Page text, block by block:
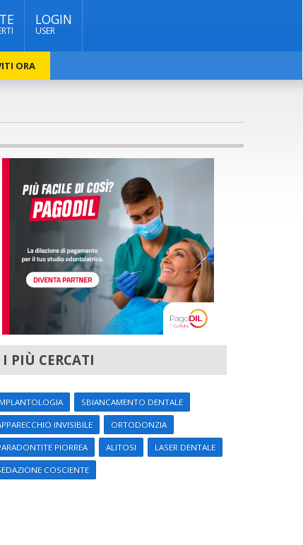
LOGIN
USER
ORA
I PIÙ CERCATI
SBIANCAMENTO DENTALE
INVISIBILE ORTODONZIA
PIORREA ALITOSI LASER DENTALE
COSCIENTE